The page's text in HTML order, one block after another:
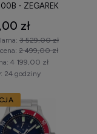
– na co
, warto zwrócić
- ZEGAREK
zł
3 529,00 zł
2 499,00 zł
24 godziny
4 199,00 zł